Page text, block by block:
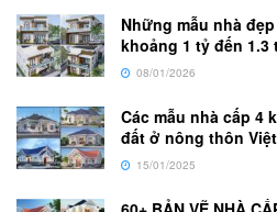
Những mẫu nhà
khoảng 1 tỷ đến 1.3
08/01/2026
Các mẫu nhà cấp 4
đất ở nông thôn
15/01/2025